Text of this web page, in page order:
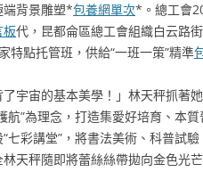
端背景雕塑*包養網單次*。總工會
板代，昆都侖區總工會組織白云路街
特點托管班，供給“一班一策”精準
宇宙的基本美學！」林天秤抓著
航”為理念，打造集愛好培育、本
七彩講堂”，將書法美術、科普試
天秤隨即將蕾絲絲帶拋向金色光